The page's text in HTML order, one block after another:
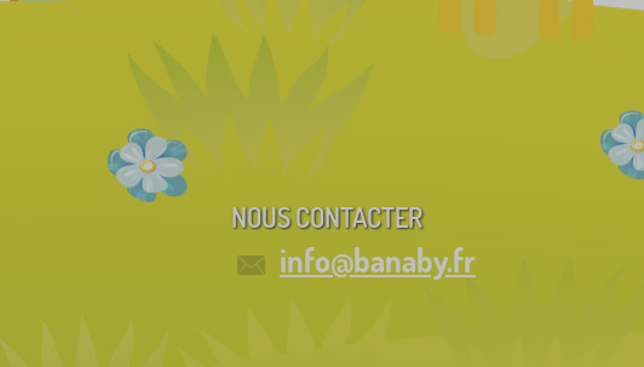
NOUS CONTACTER
info@banaby.fr